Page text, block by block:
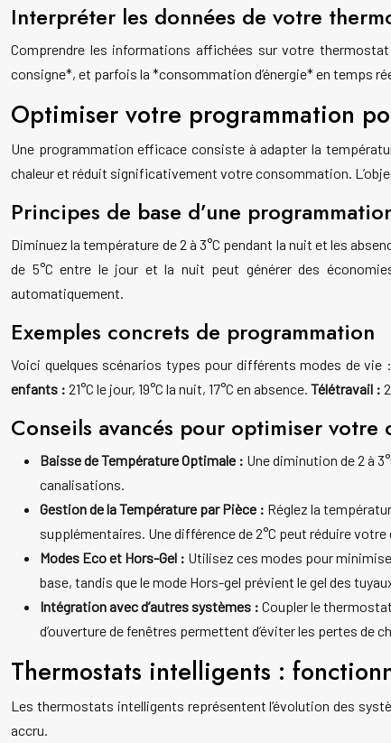
Interpréter les données de votre
Comprendre les informations affichées sur votre
consigne*, et parfois la *consommation d’énergie* en temps
Optimiser votre programmation
Une programmation efficace consiste à adapter la
chaleur et réduit significativement votre consommation.
Principes de base d’une
Diminuez la température de 2 à 3°C pendant la nuit et les
de 5°C entre le jour et la nuit peut générer des
automatiquement.
Exemples concrets de programmation
Voici quelques scénarios types pour différents modes de vie
enfants : 21°C le jour, 19°C la nuit, 17°C en absence. Télétravail :
Conseils avancés pour optimiser votre
Baisse de Température Optimale : Une diminution de 2 à
canalisations.
Gestion de la Température par Pièce : Réglez la
supplémentaires. Une différence de 2°C peut réduire
Modes Eco et Hors-Gel : Utilisez ces modes pour
base, tandis que le mode Hors-gel prévient le gel des
Intégration avec d’autres systèmes : Coupler le
d’ouverture de fenêtres permettent d’éviter les pertes de
Thermostats intelligents :
Les thermostats intelligents représentent l’évolution des
accru.